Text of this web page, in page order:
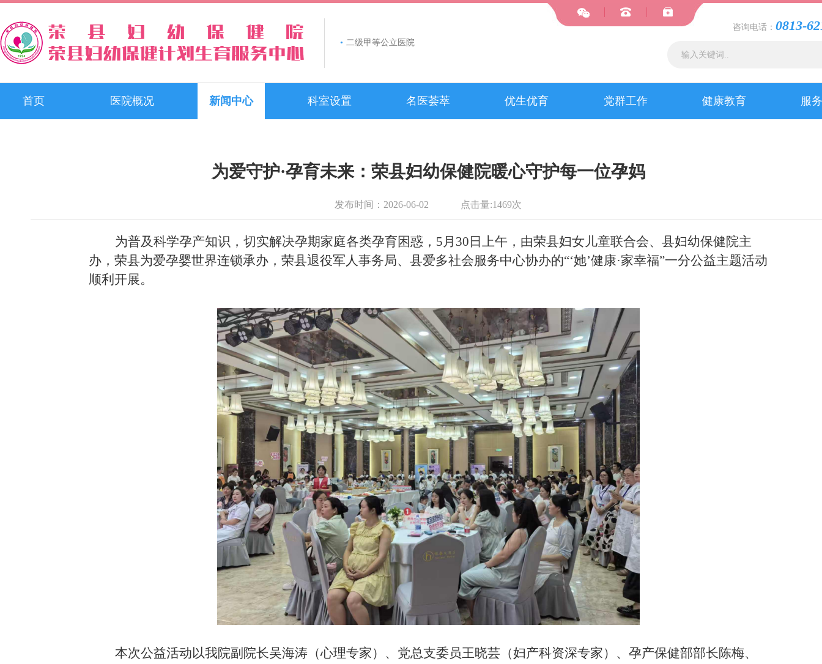
• 二级甲等公立医院
咨询电话： 0813-
首页 医院概况 新闻中心 科室设置 名医荟萃 优生优育 党群工作 健康教育 服
为爱守护·孕育未来：荣县妇幼保健院暖心守护每一位孕妈
发布时间： 2026-06-02 点击量:1469次
为普及科学孕产知识，切实解决孕期家庭各类孕育困惑， 5月30日上午，由荣县妇女儿童联合会、县妇幼保健院主
办，荣县为爱孕婴世界连锁承办，荣县退役军人事务局、县爱多社会服务中心协办的“‘她’健康·家幸福”一分公益主题活动
顺利开展。
本次公益活动以我院副院长吴海涛（心理专家）、党总支委员王晓芸（妇产科资深专家）、孕产保健部部长陈梅、